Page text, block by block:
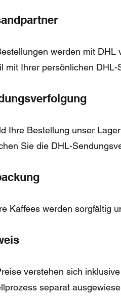
werden mit DHL
mit Ihrer persönlichen DHL-
Ihre Bestellung unser
Sie die DHL-
Kaffees werden sorgfältig
verstehen sich
separat